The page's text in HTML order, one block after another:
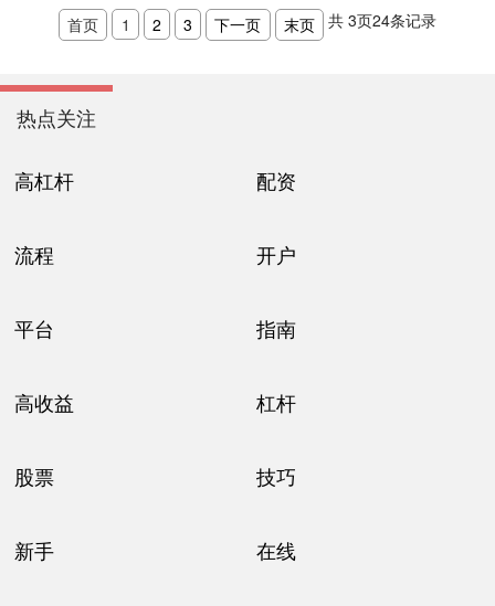
首页 1 2 3 下一页 末页 共 3页24条记录
热点关注
高杠杆 配资
流程 开户
平台 指南
高收益 杠杆
股票 技巧
新手 在线